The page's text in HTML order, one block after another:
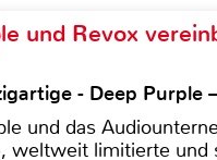
und Revox
- Deep Purple
und das
weltweit limitierte und